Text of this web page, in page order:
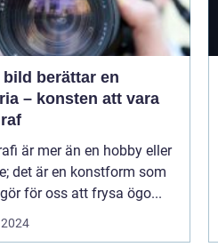
bild berättar en
– konsten att vara
är mer än en hobby eller
det är en konstform som
för oss att frysa ögo...